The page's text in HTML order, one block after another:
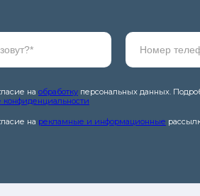
на обработку персональных данных.
конфиденциальности
на рекламные и информационные